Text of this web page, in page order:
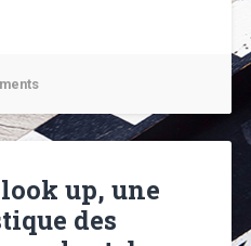
up, une
des